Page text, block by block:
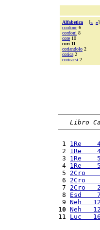
Alfabetica [« »]
cordone 6
cordoni 8
core 10
cori 11
coriandolo 2
corica 2
coricarsi 2
Libro
1 1Re
2 1Re
3 1Re
4 1Re
5 2Cro
6 2Cro
7 2Cro
8 Esd
9 Neh
10 Neh
11 Luc